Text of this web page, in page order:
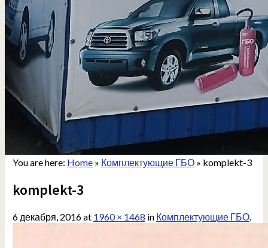
You are here: Home» Комплектующие ГБО» komplekt-3
komplekt-3
6 декабря, 2016at 1960 × 1468 in Комплектующие ГБО.